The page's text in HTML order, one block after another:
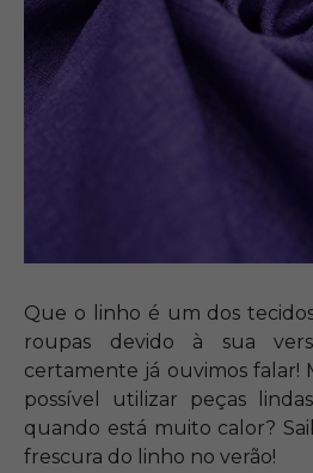
Que o linho é um dos
roupas devido à sua
certamente já ouvimos falar!
possível utilizar peças
quando está muito calor?
frescura do linho no verão!